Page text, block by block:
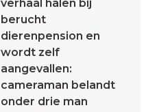
verhaal halen bij
berucht
dierenpension en
wordt zelf
aangevallen:
cameraman belandt
onder drie man